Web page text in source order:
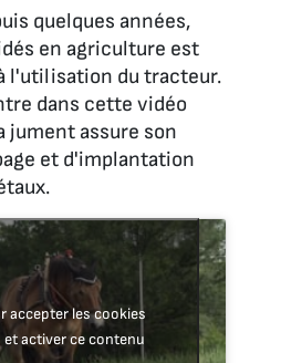
quelques années,
en agriculture est
l'utilisation du tracteur.
dans cette vidéo
jument assure son
et d'implantation
accepter les cookies
activer ce contenu